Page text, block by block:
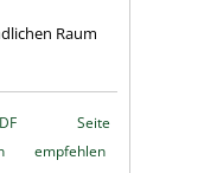
Raum
Seite
empfehlen